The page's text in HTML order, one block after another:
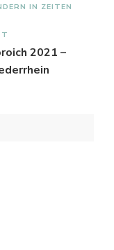
IN ZEITEN
2021 –